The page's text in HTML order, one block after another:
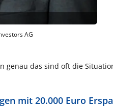
AG
genau das sind oft die
mit 20.000 Euro